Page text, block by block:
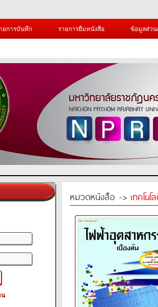
ยการบันทึก รายการยืมหนังสือ ข้อมูลส่ว
น
หมวดหนังสือ -> เทคโน